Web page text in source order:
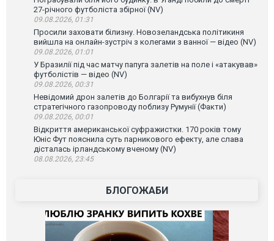
27-річного футболіста збірної (NV)
09.08.2026, 01:31
Просили заховати білизну. Новозеландська політикиня
вийшла на онлайн-зустріч з колегами з ванної — відео (NV)
09.08.2026, 01:01
У Бразилії під час матчу папуга залетів на поле і «атакував»
футболістів — відео (NV)
09.08.2026, 00:31
Невідомий дрон залетів до Болгарії та вибухнув біля
стратегічного газопроводу поблизу Румунії (Факти)
09.08.2026, 00:01
Відкриття американської суфражистки. 170 років тому
Юніс Фут пояснила суть парникового ефекту, але слава
дісталась ірландському вченому (NV)
08.08.2026, 23:45
БЛОГОЖАБИ